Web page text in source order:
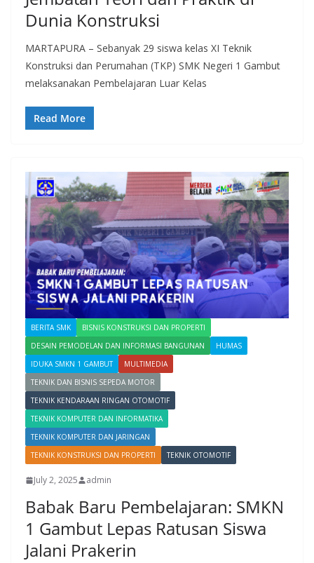
Dunia Konstruksi
MARTAPURA – Sebanyak 29 siswa kelas XI Teknik
Konstruksi dan Perumahan (TKP) SMK Negeri 1 Gambut
melaksanakan Pembelajaran Luar Kelas
Read More
BERITA SMK
BISNIS KONSTRUKSI DAN PROPERTI
DESAIN PEMODELAN DAN INFORMASI BANGUNAN
HUMAS
IDUKA SMKN 1 GAMBUT
MULTIMEDIA
TEKNIK DAN BISNIS SEPEDA MOTOR
TEKNIK KENDARAAN RINGAN OTOMOTIF
TEKNIK KOMPUTER DAN INFORMATIKA
TEKNIK KOMPUTER DAN JARINGAN
TEKNIK KONSTRUKSI DAN PROPERTI
TEKNIK OTOMOTIF
July 2, 2025 admin
Babak Baru Pembelajaran: SMKN
1 Gambut Lepas Ratusan Siswa
Jalani Prakerin